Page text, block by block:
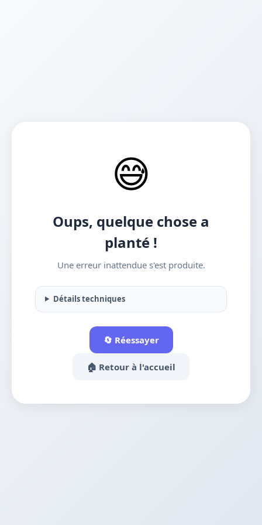
😅
Oups, quelque chose a
planté !
Une erreur inattendue s'est produite.
Détails techniques
🔄 Réessayer
🏠 Retour à l'accueil